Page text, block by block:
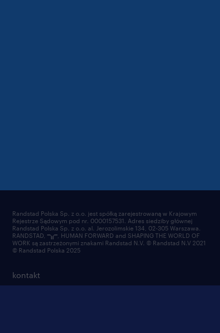
Randstad Polska Sp. z o.o. jest spółką zarejestrowaną w Krajowym
Rejestrze Sądowym pod nr. 0000157531. Adres siedziby głównej
Randstad Polska Sp. z o.o. al. Jerozolimskie 134, 02-305 Warszawa.
RANDSTAD,
, HUMAN FORWARD and SHAPING THE WORLD OF
WORK są zastrzeżonymi znakami Randstad N.V. © Randstad N.V 2021
© Randstad Polska 2025
kontakt